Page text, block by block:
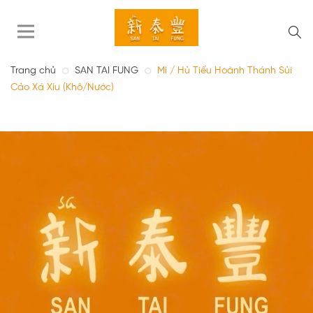
Trang chủ SAN TAI FUNG
Mì / Hủ Tiếu Hoành Thánh Sủi
Cảo Xá Xíu (Khô/Nước)